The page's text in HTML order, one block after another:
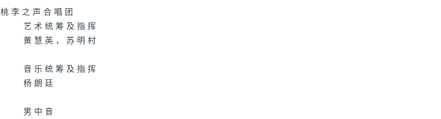
桃李之声合唱团
艺术统筹及指挥
黄慧英，苏明村
音乐统筹及指挥
杨朗廷
男中音